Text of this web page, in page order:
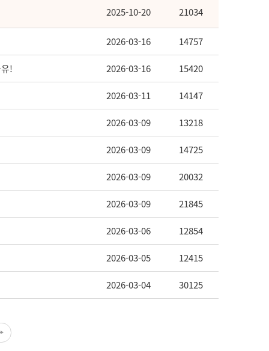
2025-10-20 21034
2026-03-16 14757
! 2026-03-16 15420
2026-03-11 14147
2026-03-09 13218
2026-03-09 14725
2026-03-09 20032
2026-03-09 21845
2026-03-06 12854
2026-03-05 12415
2026-03-04 30125